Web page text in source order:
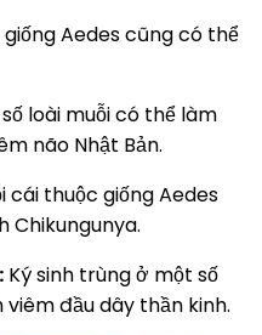
Aedes cũng có thể
loài muỗi có thể làm
não Nhật Bản.
cái thuộc giống Aedes
Chikungunya.
Ký sinh trùng ở một số
đầu dây thần kinh.